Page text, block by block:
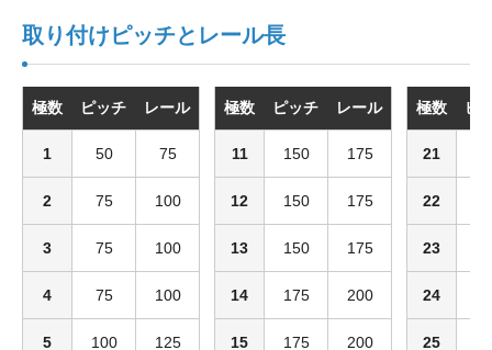
取り付けピッチとレール長
極数 ピッチ レール
1 50 75
2 75 100
3 75 100
4 75 100
5 100 125
極数 ピッチ レール
11 150 175
12 150 175
13 150 175
14 175 200
15 175 200
極数 ピ
21
22
23
24
25